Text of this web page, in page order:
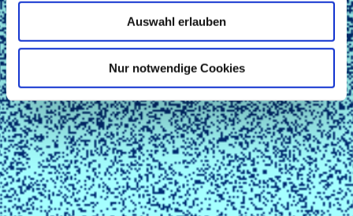
Auswahl erlauben
Nur notwendige Cookies